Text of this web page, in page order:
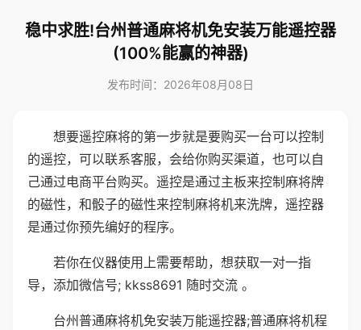
稳中求胜!台州普通麻将机免安装万能遥控器
(100%能赢的神器)
发布时间：2026年08月08日
想要遥控麻将的第一步就是要购买一台可以控制
的遥控，可以联系客服，会给你购买渠道，也可以自
己通过电商平台购买。遥控是通过主板来控制麻将牌
的磁性，和骰子的磁性来控制麻将机来洗牌，遥控器
是通过你预先编好的程序。
若你在仪器使用上需要帮助，想获取一对一指
导，添加微信号; kkss8691 随时交流 。
台州普通麻将机免安装万能遥控器;普通麻将机程